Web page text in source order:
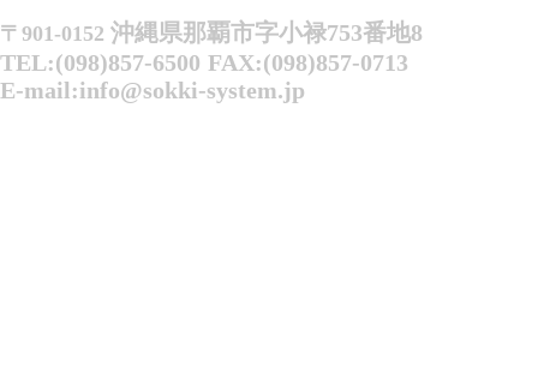
〒901-0152 沖縄県那覇市字小禄753番地8
TEL:(098)857-6500 FAX:(098)857-0713
E-mail:info@sokki-system.jp